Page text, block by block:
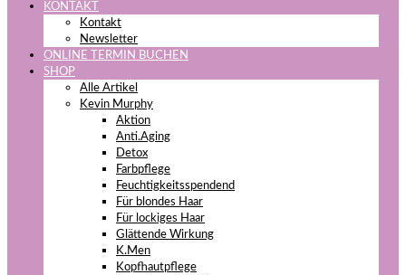
KONTAKT
Kontakt
Newsletter
ONLINE TERMIN BUCHEN
SHOP
Alle Artikel
Kevin Murphy
Aktion
Anti.Aging
Detox
Farbpflege
Feuchtigkeitsspendend
Für blondes Haar
Für lockiges Haar
Glättende Wirkung
K.Men
Kopfhautpflege